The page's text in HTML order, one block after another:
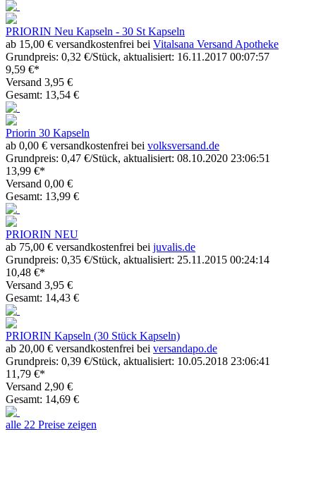
PRIORIN Neu Kapseln - 30 St Kapseln
ab 15,00 € versandkostenfrei bei Vitalsana Versand Apotheke
Grundpreis: 0,32 €/Stück, aktualisiert: 16.11.2017 00:07:57
9,59 €*
Versand 3,95 €
Gesamt: 13,54 €
Priorin 30 Kapseln
ab 0,00 € versandkostenfrei bei volksversand.de
Grundpreis: 0,47 €/Stück, aktualisiert: 08.10.2020 23:06:51
13,99 €*
Versand 0,00 €
Gesamt: 13,99 €
PRIORIN NEU
ab 75,00 € versandkostenfrei bei juvalis.de
Grundpreis: 0,35 €/Stück, aktualisiert: 25.11.2015 00:24:14
10,48 €*
Versand 3,95 €
Gesamt: 14,43 €
PRIORIN Kapseln (30 Stück Kapseln)
ab 20,00 € versandkostenfrei bei versandapo.de
Grundpreis: 0,39 €/Stück, aktualisiert: 10.05.2018 23:06:41
11,79 €*
Versand 2,90 €
Gesamt: 14,69 €
alle 22 Preise zeigen